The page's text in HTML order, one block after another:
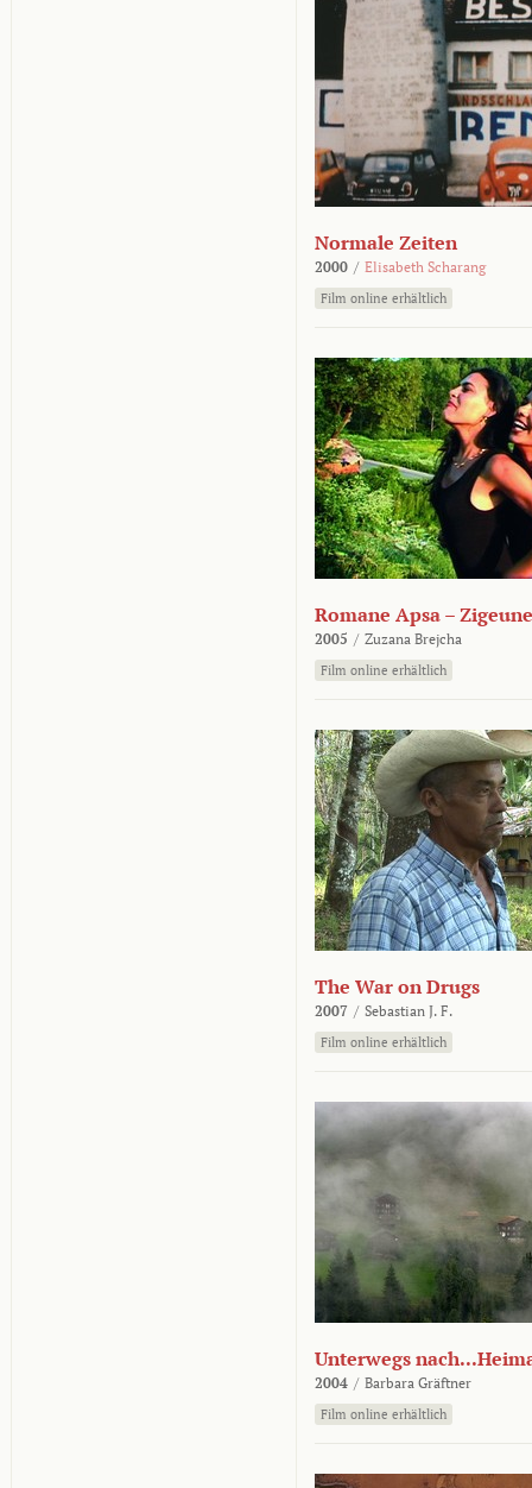
Normale Zeiten
2000 / Elisabeth Scharang
Film online erhältlich
Romane Apsa –
2005 / Zuzana Brejcha
Film online erhältlich
The War on Drugs
2007 / Sebastian J. F.
Film online erhältlich
Unterwegs
2004 / Barbara Gräftner
Film online erhältlich